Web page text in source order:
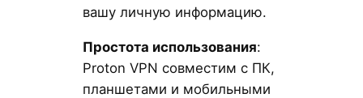
вашу личную информацию.
Простота использования:
Proton VPN совместим с ПК,
планшетами и мобильными